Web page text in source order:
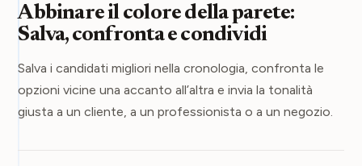
Abbinare il colore della parete:
Salva, confronta e condividi
Salva i candidati migliori nella cronologia, confronta le
opzioni vicine una accanto all’altra e invia la tonalità
giusta a un cliente, a un professionista o a un negozio.